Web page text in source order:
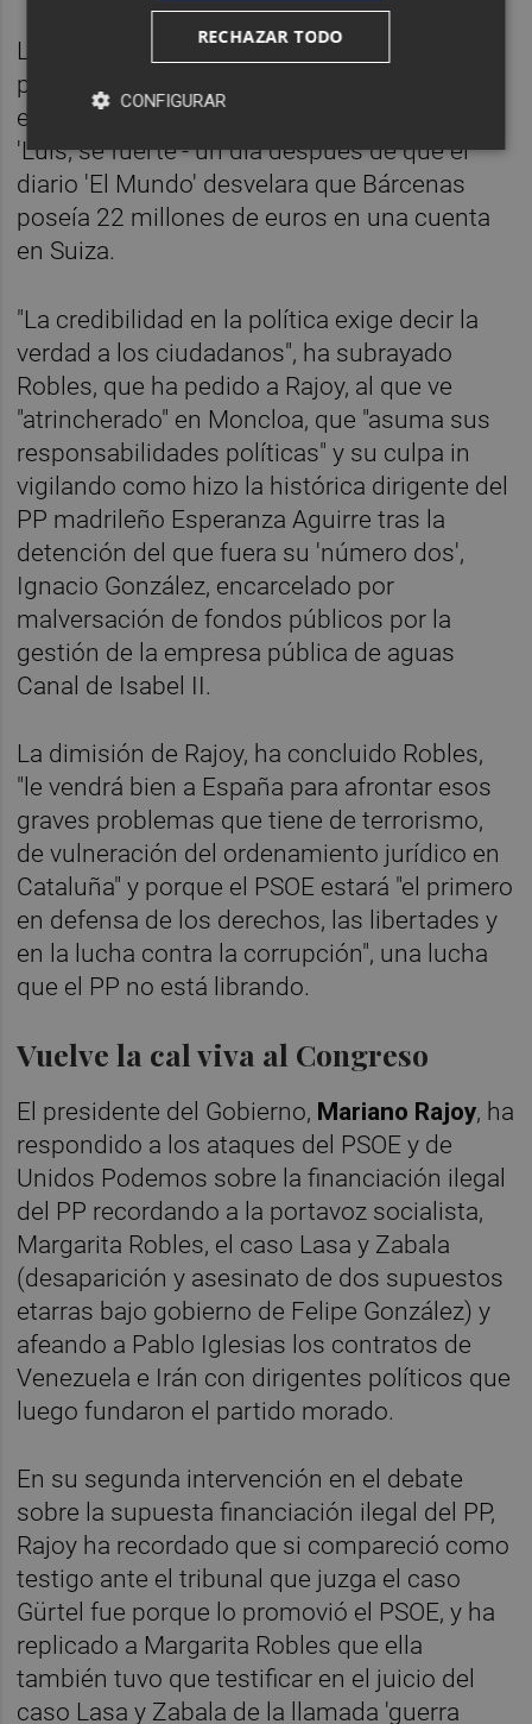
La portavoz también le ha preguntado al
presidente por qué envió un SMS al
extesorero del PP
'Luis, sé fuerte'- un día después de que el
diario 'El Mundo' desvelara que Bárcenas
poseía 22 millones de euros en una cuenta
en Suiza.
"La credibilidad en la política exige decir la
verdad a los ciudadanos", ha subrayado
Robles, que ha pedido a Rajoy, al que ve
"atrincherado" en Moncloa, que "asuma sus
responsabilidades políticas" y su culpa in
vigilando como hizo la histórica dirigente del
PP madrileño Esperanza Aguirre tras la
detención del que fuera su 'número dos',
Ignacio González, encarcelado por
malversación de fondos públicos por la
gestión de la empresa pública de aguas
Canal de Isabel II.
La dimisión de Rajoy, ha concluido Robles,
"le vendrá bien a España para afrontar esos
graves problemas que tiene de terrorismo,
de vulneración del ordenamiento jurídico en
Cataluña" y porque el PSOE estará "el primero
en defensa de los derechos, las libertades y
en la lucha contra la corrupción", una lucha
que el PP no está librando.
Vuelve la cal viva al Congreso
El presidente del Gobierno, Mariano Rajoy, ha
respondido a los ataques del PSOE y de
Unidos Podemos sobre la financiación ilegal
del PP recordando a la portavoz socialista,
Margarita Robles, el caso Lasa y Zabala
(desaparición y asesinato de dos supuestos
etarras bajo gobierno de Felipe González) y
afeando a Pablo Iglesias los contratos de
Venezuela e Irán con dirigentes políticos que
luego fundaron el partido morado.
En su segunda intervención en el debate
sobre la supuesta financiación ilegal del PP,
Rajoy ha recordado que si compareció como
testigo ante el tribunal que juzga el caso
Gürtel fue porque lo promovió el PSOE, y ha
replicado a Margarita Robles que ella
también tuvo que testificar en el juicio del
caso Lasa y Zabala de la llamada 'guerra
RECHAZAR TODO
CONFIGURAR